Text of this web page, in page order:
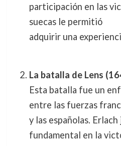
participación en las
suecas le permitió
adquirir una
La batalla de Lens
Esta batalla fue un
entre las fuerzas
y las españolas.
fundamental en la